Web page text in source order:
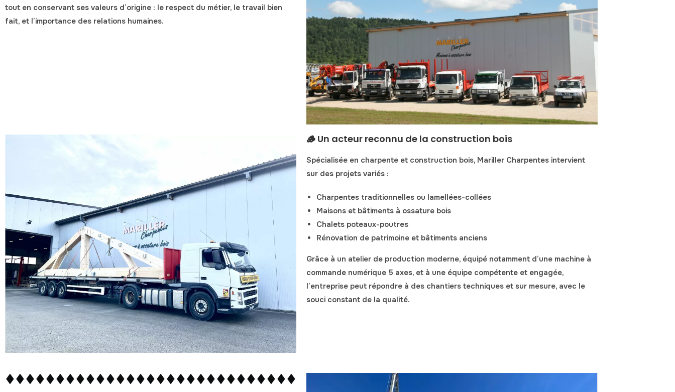
tout en conservant ses valeurs d’origine : le respect du métier, le travail bien
fait, et l’importance des relations humaines.
🪵 Un acteur reconnu de la construction bois
Spécialisée en charpente et construction bois, Mariller Charpentes intervient
sur des projets variés :
Charpentes traditionnelles ou lamellées-collées
Maisons et bâtiments à ossature bois
Chalets poteaux-poutres
Rénovation de patrimoine et bâtiments anciens
Grâce à un atelier de production moderne, équipé notamment d’une machine à
commande numérique 5 axes, et à une équipe compétente et engagée,
l’entreprise peut répondre à des chantiers techniques et sur mesure, avec le
souci constant de la qualité.